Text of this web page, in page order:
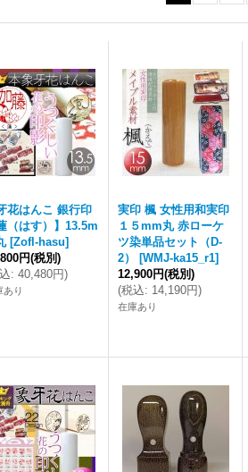
花はんこ 銀行印
（はす）】13.5m
[Zofl-hasu]
円(税別)
: 40,480円)
あり
実印 楓 女性用和実印
１５mm丸 赤ローケ
ツ染単品セット（D-
2）
[WMJ-ka15_r1]
12,900円(税別)
(税込: 14,190円)
在庫あり